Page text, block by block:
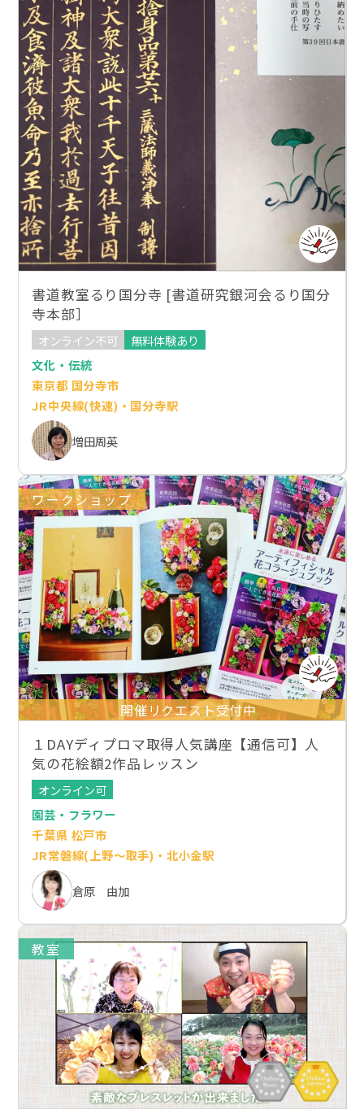
書道教室るり国分寺 [書道研究銀河会るり国分
寺本部］
オンライン不可
無料体験あり
文化・伝統
東京都 国分寺市
JR中央線(快速)・国分寺駅
増田周英
ワークショップ
開催リクエスト受付中
１DAYディプロマ取得人気講座【通信可】人
気の花絵額2作品レッスン
オンライン可
園芸・フラワー
千葉県 松戸市
JR常磐線(上野～取手)・北小金駅
倉原 由加
教室